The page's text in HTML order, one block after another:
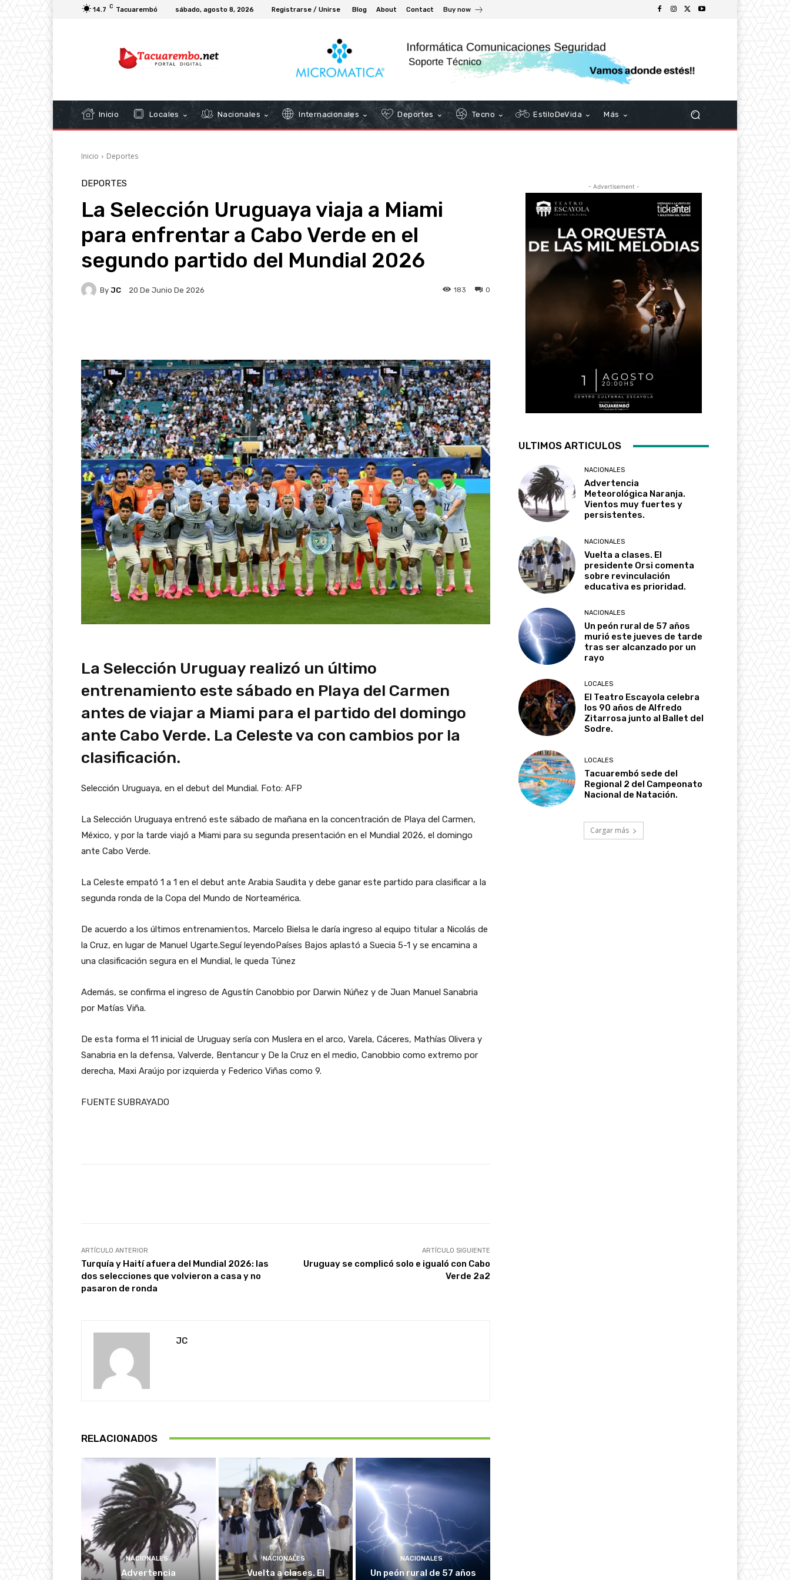
14.7 C Tacuarembó sábado, agosto 8, 2026 Registrarse / Unirse Blog About Contact Buy now
Inicio Locales Nacionales Internacionales Deportes Tecno EstiloDeVida Más
Inicio Deportes
DEPORTES
La Selección Uruguaya viaja a Miami
para enfrentar a Cabo Verde en el
segundo partido del Mundial 2026
By JC 20 De Junio De 2026 0
183
La Selección Uruguay realizó un último
entrenamiento este sábado en Playa del Carmen
antes de viajar a Miami para el partido del domingo
ante Cabo Verde. La Celeste va con cambios por la
clasificación.
Selección Uruguaya, en el debut del Mundial. Foto: AFP
La Selección Uruguaya entrenó este sábado de mañana en la concentración de Playa del Carmen,
México, y por la tarde viajó a Miami para su segunda presentación en el Mundial 2026, el domingo
ante Cabo Verde.
La Celeste empató 1 a 1 en el debut ante Arabia Saudita y debe ganar este partido para clasificar a la
segunda ronda de la Copa del Mundo de Norteamérica.
De acuerdo a los últimos entrenamientos, Marcelo Bielsa le daría ingreso al equipo titular a Nicolás de
la Cruz, en lugar de Manuel Ugarte.Seguí leyendoPaíses Bajos aplastó a Suecia 5-1 y se encamina a
una clasificación segura en el Mundial, le queda Túnez
Además, se confirma el ingreso de Agustín Canobbio por Darwin Núñez y de Juan Manuel Sanabria
por Matías Viña.
De esta forma el 11 inicial de Uruguay sería con Muslera en el arco, Varela, Cáceres, Mathías Olivera y
Sanabria en la defensa, Valverde, Bentancur y De la Cruz en el medio, Canobbio como extremo por
derecha, Maxi Araújo por izquierda y Federico Viñas como 9.
FUENTE SUBRAYADO
ARTÍCULO ANTERIOR
Turquía y Haití afuera del Mundial 2026: las
dos selecciones que volvieron a casa y no
pasaron de ronda
ARTÍCULO SIGUIENTE
Uruguay se complicó solo e igualó con Cabo
Verde 2a2
JC
RELACIONADOS
NACIONALES
Advertencia
NACIONALES
Vuelta a clases. El
NACIONALES
Un peón rural de 57 años
- Advertisement -
ULTIMOS ARTICULOS
NACIONALES
Advertencia
Meteorológica Naranja.
Vientos muy fuertes y
persistentes.
NACIONALES
Vuelta a clases. El
presidente Orsi comenta
sobre revinculación
educativa es prioridad.
NACIONALES
Un peón rural de 57 años
murió este jueves de tarde
tras ser alcanzado por un
rayo
LOCALES
El Teatro Escayola celebra
los 90 años de Alfredo
Zitarrosa junto al Ballet del
Sodre.
LOCALES
Tacuarembó sede del
Regional 2 del Campeonato
Nacional de Natación.
Cargar más